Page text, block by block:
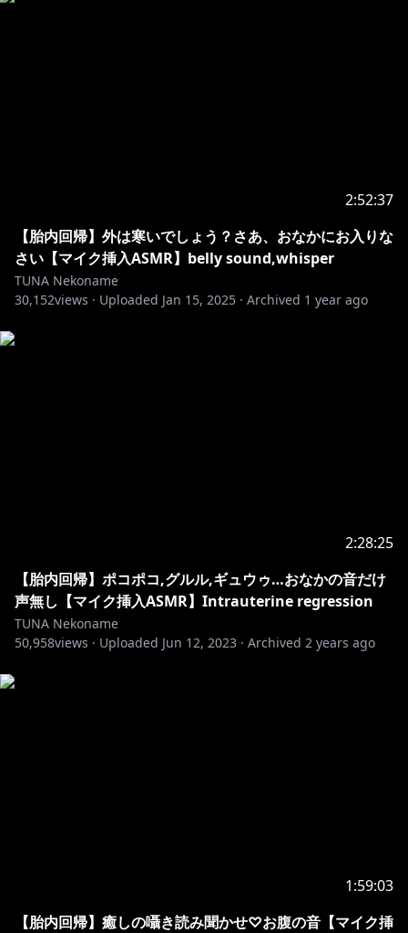
2:52:37
【胎内回帰】外は寒いでしょう？さあ、おなかにお入りな
さい【マイク挿入ASMR】belly sound,whisper
TUNA Nekoname
30,152views · Uploaded Jan 15, 2025 · Archived 1 year ago
2:28:25
【胎内回帰】ポコポコ,グルル,ギュウゥ…おなかの音だけ
声無し【マイク挿入ASMR】Intrauterine regression
TUNA Nekoname
50,958views · Uploaded Jun 12, 2023 · Archived 2 years ago
1:59:03
【胎内回帰】癒しの囁き読み聞かせ♡お腹の音【マイク挿